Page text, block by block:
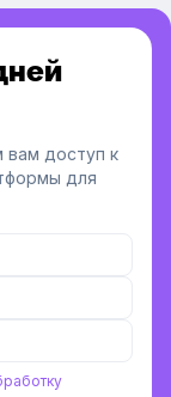
вам доступ к
для